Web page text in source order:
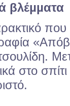
βλέµµατα
που
στο